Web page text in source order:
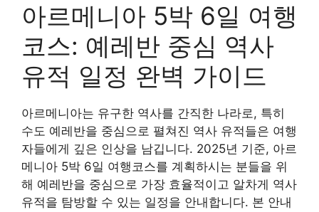
아르메니아 5박 6일 여행
코스: 예레반 중심 역사
유적 일정 완벽 가이드
아르메니아는 유구한 역사를 간직한 나라로, 특히
수도 예레반을 중심으로 펼쳐진 역사 유적들은 여행
자들에게 깊은 인상을 남깁니다. 2025년 기준, 아르
메니아 5박 6일 여행코스를 계획하시는 분들을 위
해 예레반을 중심으로 가장 효율적이고 알차게 역사
유적을 탐방할 수 있는 일정을 안내합니다. 본 안내